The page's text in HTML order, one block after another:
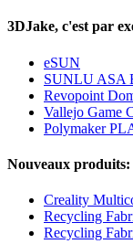
3DJake, c'est par
eSUN
SUNLU ASA
Revopoint
Vallejo Game
Polymaker
Nouveaux produits:
Creality
Recycling
Recycling